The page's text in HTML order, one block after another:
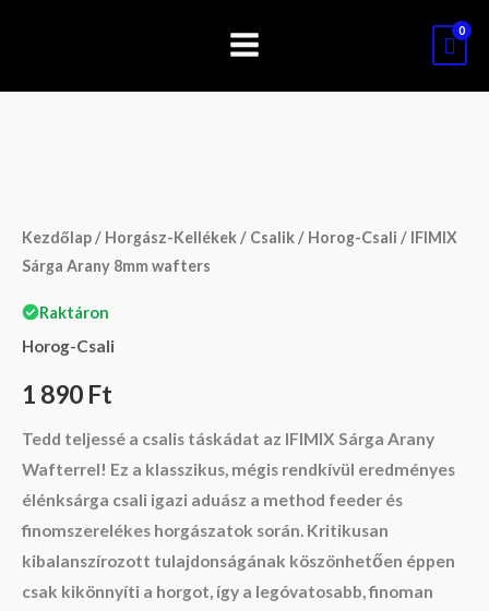
Kezdőlap/ Horgász-Kellékek/ Csalik/ Horog-Csali / IFIMIX
Sárga Arany 8mm wafters
Raktáron
Horog-Csali
1 890 Ft
Tedd teljessé a csalis táskádat az IFIMIX Sárga Arany
Wafterrel! Ez a klasszikus, mégis rendkívül eredményes
élénksárga csali igazi aduász a method feeder és
finomszerelékes horgászatok során. Kritikusan
kibalanszírozott tulajdonságának köszönhetően éppen
csak kikönnyíti a horgot, így a legóvatosabb, finoman
Arany
8mm
mennyiség